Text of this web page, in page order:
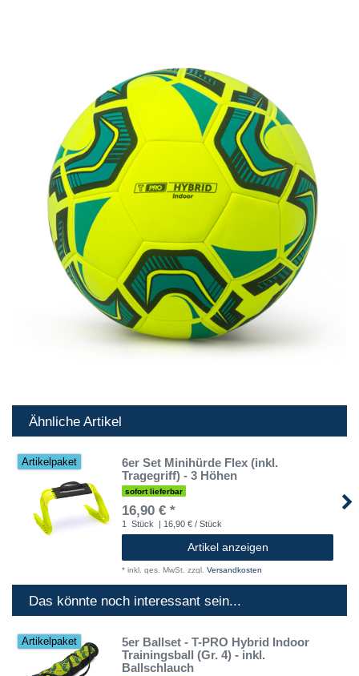
Ähnliche Artikel
Artikelpaket
6er Set Minihürde Flex (inkl.
Tragegriff) - 3 Höhen
sofort lieferbar
16,90 € *
1 Stück | 16,90 € / Stück
Artikel anzeigen
* inkl. ges. MwSt. zzgl. Versandkosten
Das könnte noch interessant sein...
Artikelpaket
5er Ballset - T-PRO Hybrid Indoor
Trainingsball (Gr. 4) - inkl.
Ballschlauch